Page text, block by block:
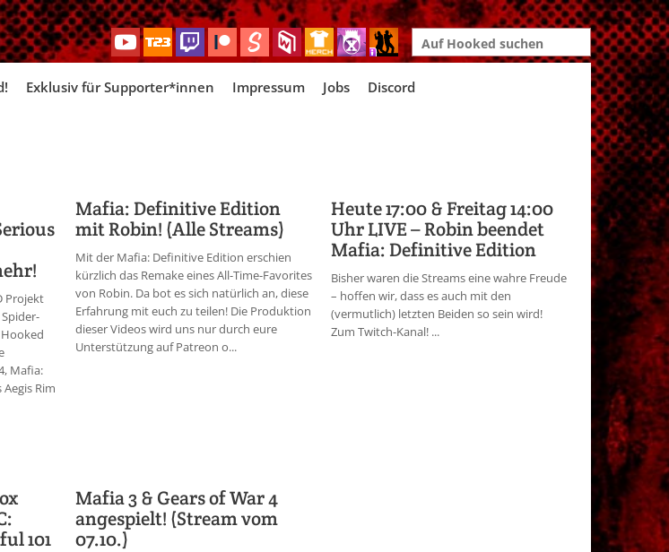
Search
for:
Exklusiv für Supporter*innen Impressum Jobs Discord
Projekt
Mafia:
Rim
Mafia: Definitive Edition
mit Robin! (Alle Streams)
Mit der Mafia: Definitive Edition erschien
kürzlich das Remake eines All-Time-Favorites
von Robin. Da bot es sich natürlich an, diese
Erfahrung mit euch zu teilen! Die Produktion
dieser Videos wird uns nur durch eure
Unterstützung auf Patreon o...
Heute 17:00 & Freitag 14:00
Uhr LIVE – Robin beendet
Mafia: Definitive Edition
Bisher waren die Streams eine wahre Freude
– hoffen wir, dass es auch mit den
(vermutlich) letzten Beiden so sein wird!
Zum Twitch-Kanal! ...
101
Mafia 3 & Gears of War 4
angespielt! (Stream vom
07.10.)